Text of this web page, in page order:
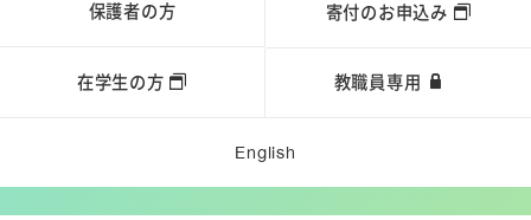
保護者の方 寄付のお申込み
在学生の方 教職員専用
English